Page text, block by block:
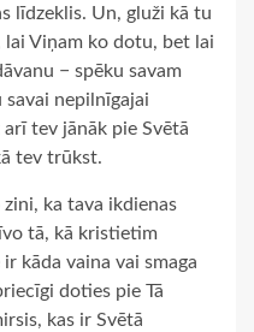
līdzeklis. Un, gluži kā tu
lai Viņam ko dotu, bet lai
− spēku savam
nepilnīgajai
tev jānāk pie Svētā
tev trūkst.
ka tava ikdienas
tā, kā kristietim
kāda vaina vai smaga
doties pie Tā
kas ir Svētā